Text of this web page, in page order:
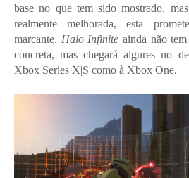
base no que tem sido mostrado,
realmente melhorada, esta
marcante. Halo Infinite ainda não
concreta, mas chegará algures no
Xbox Series X|S como à Xbox One.